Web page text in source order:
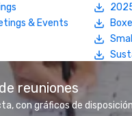
& Events
reuniones
con gráficos de